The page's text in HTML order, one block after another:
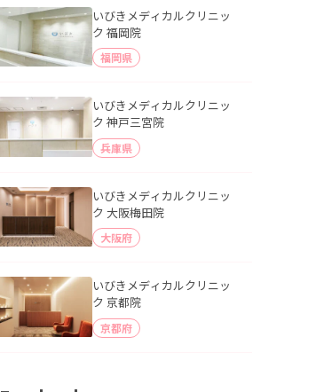
いびきメディカルクリニッ
ク 福岡院
福岡県
いびきメディカルクリニッ
ク 神戸三宮院
兵庫県
いびきメディカルクリニッ
ク 大阪梅田院
大阪府
いびきメディカルクリニッ
ク 京都院
京都府